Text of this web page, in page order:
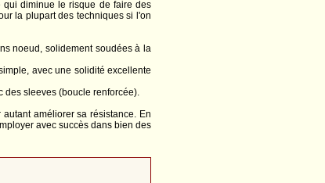
diminue le risque de faire des
la plupart des techniques si l'on
noeud, solidement soudées à la
avec une solidité excellente
sleeves (boucle renforcée).
améliorer sa résistance. En
avec succès dans bien des